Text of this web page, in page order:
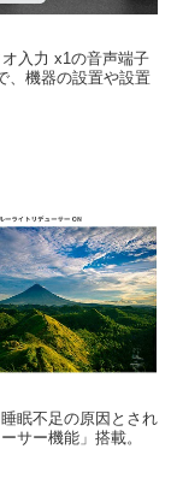
入力 x1の音声端子
、機器の設置や設置
眠不足の原因とされ
サー機能」搭載。